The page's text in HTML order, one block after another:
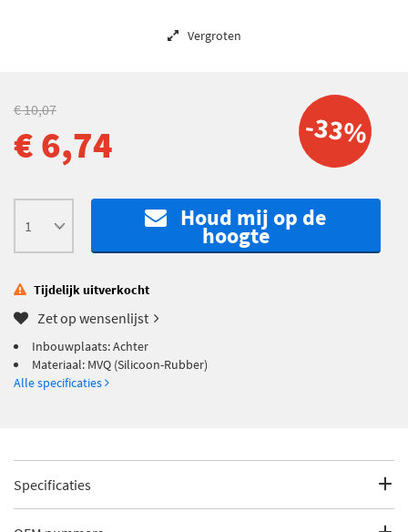
Vergroten
-33%
€ 10,07
€ 6,74
Houd mij op de
hoogte
Tijdelijk uitverkocht
Zet op wensenlijst
Inbouwplaats: Achter
Materiaal: MVQ (Silicoon-Rubber)
Alle specificaties
Specificaties